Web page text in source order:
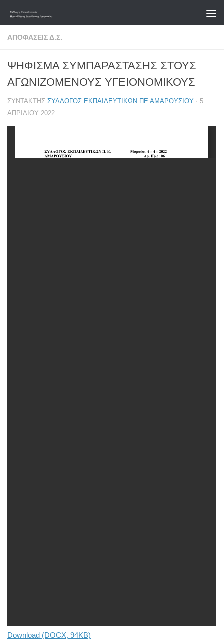
Skip to content
ΑΠΟΦΆΣΕΙΣ Δ.Σ.
ΨΗΦΙΣΜΑ ΣΥΜΠΑΡΑΣΤΑΣΗΣ ΣΤΟΥΣ
ΑΓΩΝΙΖΟΜΕΝΟΥΣ ΥΓΕΙΟΝΟΜΙΚΟΥΣ
ΣΥΝΤΆΚΤΗΣ ΣΎΛΛΟΓΟΣ ΕΚΠΑΙΔΕΥΤΙΚΏΝ ΠΕ ΑΜΑΡΟΥΣΊΟΥ · 5
ΑΠΡΙΛΊΟΥ 2022
Download (DOCX, 94KB)